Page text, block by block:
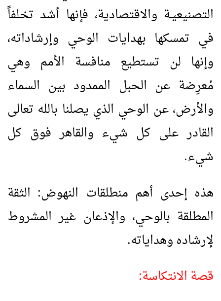
التصنيعيـة والاقتصادية، فإنها أشد تخلفاً
في تمسكها بهدايات الوحي وإرشاداته،
وإنها لن تستطيع منافسة الأمم وهي
مُعرِضة عن الحبل الممدود بين السماء
والأرض، عن الوحي الذي يصلنا بالله تعالى
القادر على كل شيء والقاهر فوق كل
شيء.
هذه إحدى أهم منطلقات النهوض: الثقة
المطلقة بالوحي، والإذعان غير المشروط
لإرشاده وهداياته.
قصة الانتكاسة: